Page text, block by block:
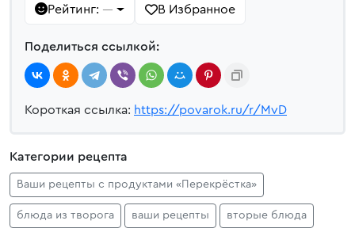
Рейтинг: — В Избранное
Поделиться ссылкой:
Короткая ссылка: https://povarok.ru/r/MvD
Категории рецепта
Ваши рецепты с продуктами «Перекрёстка»
блюда из творога ваши рецепты вторые блюда